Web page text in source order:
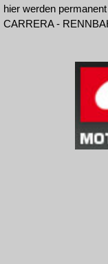
hier werden
CARRERA -